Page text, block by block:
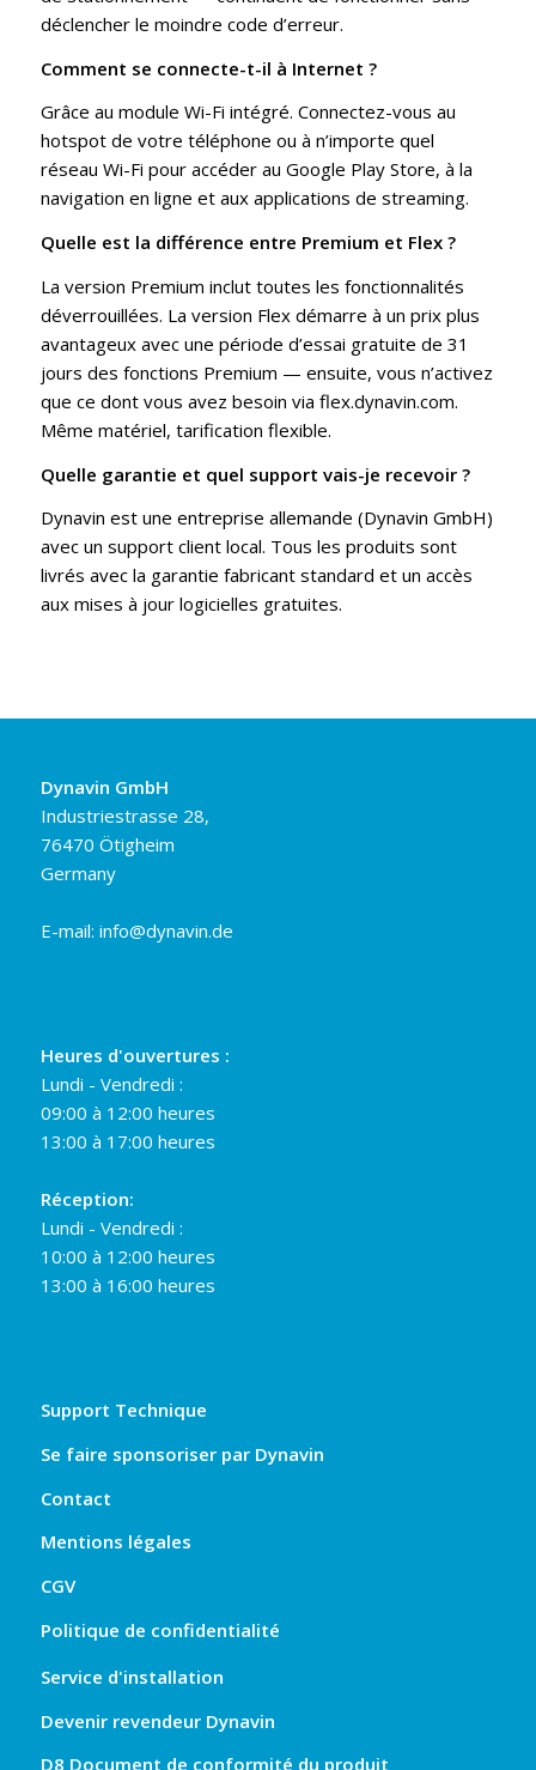
déclencher le moindre code d’erreur.
Comment se connecte-t-il à Internet ?
Grâce au module Wi-Fi intégré. Connectez-vous au
hotspot de votre téléphone ou à n’importe quel
réseau Wi-Fi pour accéder au Google Play Store, à la
navigation en ligne et aux applications de streaming.
Quelle est la différence entre Premium et Flex ?
La version Premium inclut toutes les fonctionnalités
déverrouillées. La version Flex démarre à un prix plus
avantageux avec une période d’essai gratuite de 31
jours des fonctions Premium — ensuite, vous n’activez
que ce dont vous avez besoin via flex.dynavin.com.
Même matériel, tarification flexible.
Quelle garantie et quel support vais-je recevoir ?
Dynavin est une entreprise allemande (Dynavin GmbH)
avec un support client local. Tous les produits sont
livrés avec la garantie fabricant standard et un accès
aux mises à jour logicielles gratuites.
Dynavin GmbH
Industriestrasse 28,
76470 Ötigheim
Germany
E-mail: info@dynavin.de
Heures d'ouvertures :
Lundi - Vendredi :
09:00 à 12:00 heures
13:00 à 17:00 heures
Réception:
Lundi - Vendredi :
10:00 à 12:00 heures
13:00 à 16:00 heures
Support Technique
Se faire sponsoriser par Dynavin
Contact
Mentions légales
CGV
Politique de confidentialité
Service d'installation
Devenir revendeur Dynavin
D8 Document de conformité du produit